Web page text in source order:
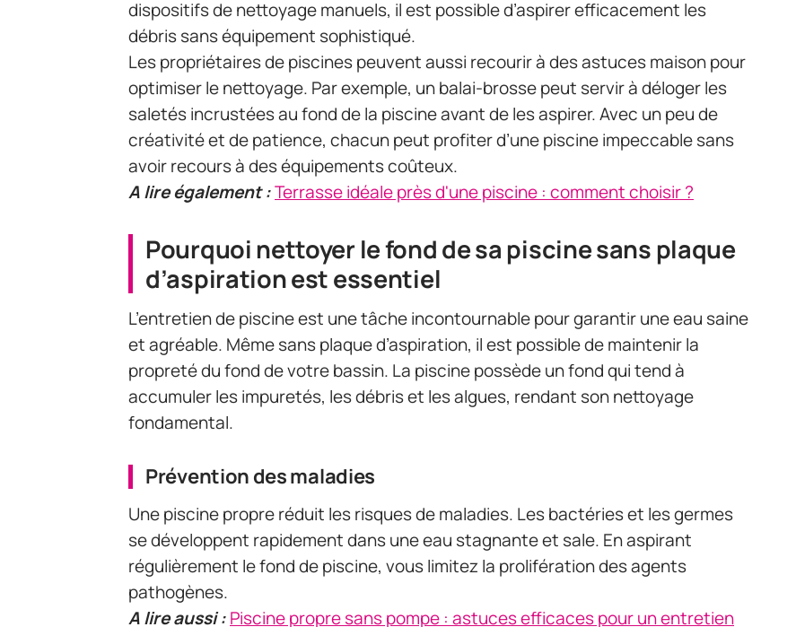
dispositifs de nettoyage manuels, il est possible d’aspirer efficacement les
débris sans équipement sophistiqué.
Les propriétaires de piscines peuvent aussi recourir à des astuces maison pour
optimiser le nettoyage. Par exemple, un balai-brosse peut servir à déloger les
saletés incrustées au fond de la piscine avant de les aspirer. Avec un peu de
créativité et de patience, chacun peut profiter d’une piscine impeccable sans
avoir recours à des équipements coûteux.
A lire également :Terrasse idéale près d'une piscine : comment choisir ?
Pourquoi nettoyer le fond de sa piscine sans plaque
d’aspiration est essentiel
L’entretien de piscine est une tâche incontournable pour garantir une eau saine
et agréable. Même sans plaque d’aspiration, il est possible de maintenir la
propreté du fond de votre bassin. La piscine possède un fond qui tend à
accumuler les impuretés, les débris et les algues, rendant son nettoyage
fondamental.
Prévention des maladies
Une piscine propre réduit les risques de maladies. Les bactéries et les germes
se développent rapidement dans une eau stagnante et sale. En aspirant
régulièrement le fond de piscine, vous limitez la prolifération des agents
pathogènes.
A lire aussi :Piscine propre sans pompe : astuces efficaces pour un entretien